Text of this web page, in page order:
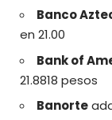
Banco
en 21.00
Bank of
21.8818 pesos
Banorte